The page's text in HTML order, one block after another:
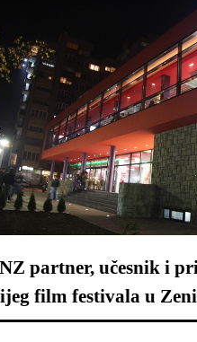
partner, učesnik i
film festivala u